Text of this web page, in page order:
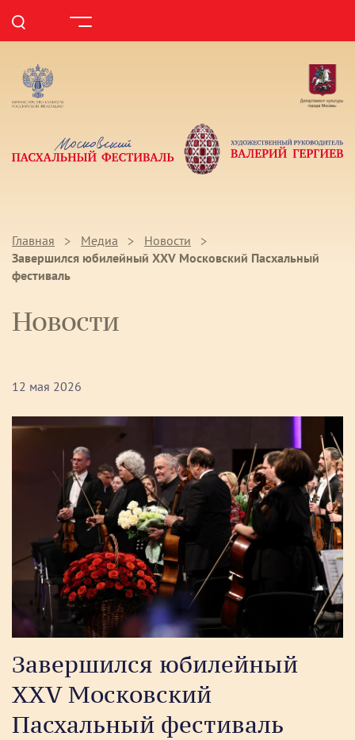
Главная Медиа
Новости
Завершился юбилейный ХХV Московский Пасхальный
фестиваль
Новости
12 мая 2026
Завершился юбилейный
ХХV Московский
Пасхальный фестиваль